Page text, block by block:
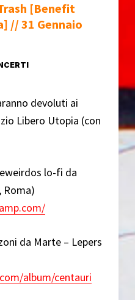
[benefit
// 31 Gennaio
devoluti ai
Libero Utopia (con
lo-fi da
Roma)
da Marte – Lepers
album/centauri